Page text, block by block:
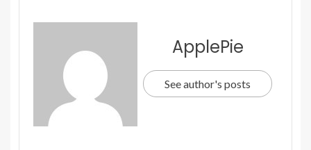
ApplePie
See author's posts